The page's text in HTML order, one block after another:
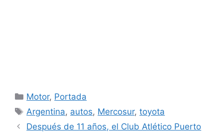
Categorías
Motor, Portada
Etiquetas
Argentina, autos, Mercosur,toyota
Después de 11 años, el Club Atlético Puerto